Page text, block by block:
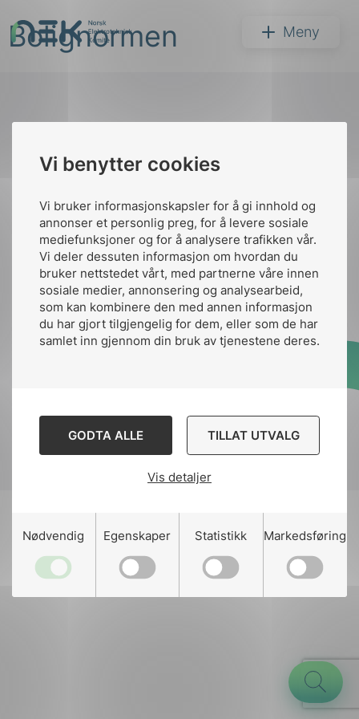
Vi benytter cookies
Vi bruker informasjonskapsler for å gi innhold og
annonser et personlig preg, for å levere sosiale
mediefunksjoner og for å analysere trafikken vår.
Vi deler dessuten informasjon om hvordan du
bruker nettstedet vårt, med partnerne våre innen
sosiale medier, annonsering og analysearbeid,
som kan kombinere den med annen informasjon
du har gjort tilgjengelig for dem, eller som de har
samlet inn gjennom din bruk av tjenestene deres.
GODTA ALLE TILLAT UTVALG
Vis detaljer
Nødvendig Egenskaper Statistikk Markedsføring
til
innhold
NEK Meny
Søk
Bolignormen
Kontakt oss
Ansatte
nek@nek.no
Kontakt
Bruk av Cookies